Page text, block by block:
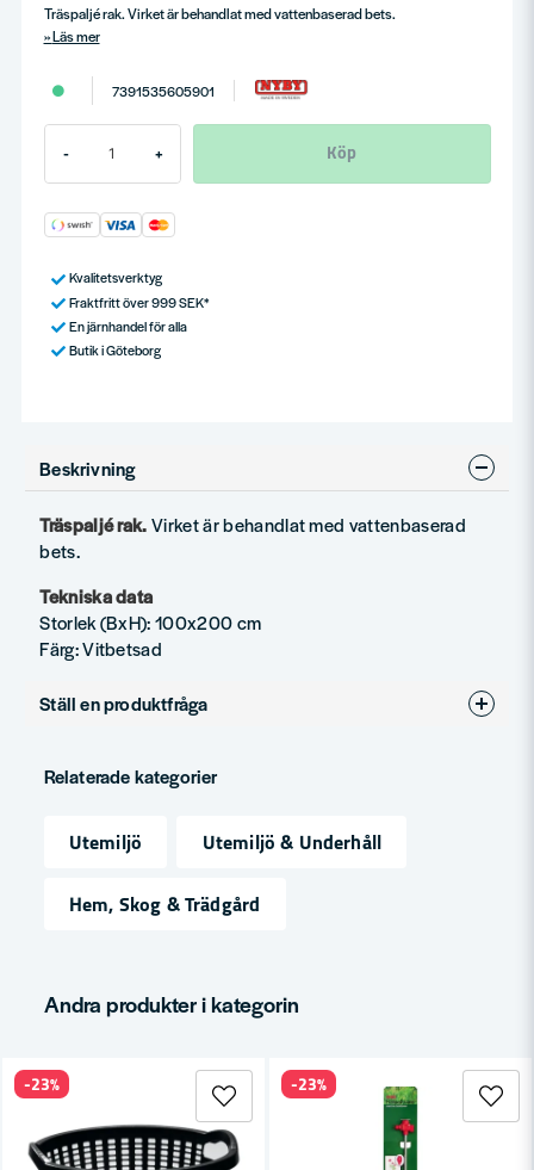
Träspaljé rak. Virket är behandlat med vattenbaserad bets.
Läs mer
7391535605901
- + Köp
Kvalitetsverktyg
Fraktfritt över 999 SEK*
En järnhandel för alla
Butik i Göteborg
Beskrivning
Träspaljé rak.Virket är behandlat med vattenbaserad
bets.
Tekniska data
Storlek (BxH): 100x200 cm
Färg: Vitbetsad
Ställ en produktfråga
Fråga oss något om denna produkten...
Namn
Ja, ni får publicera min fråga
Relaterade kategorier
Utemiljö
Utemiljö & Underhåll
Hem, Skog & Trädgård
Andra produkter i kategorin
-23% -23%